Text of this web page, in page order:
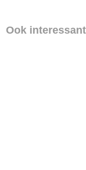
Ook interessant